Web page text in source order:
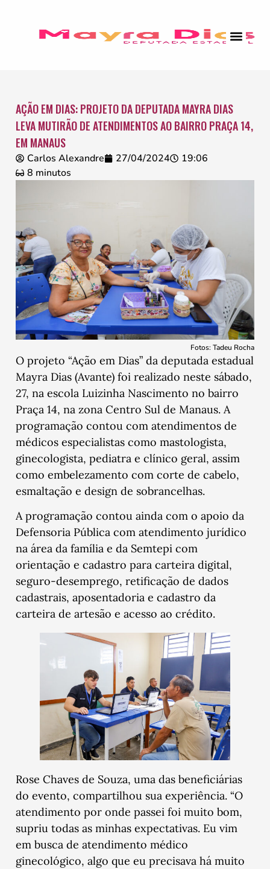
AÇÃO EM DIAS: PROJETO DA DEPUTADA MAYRA DIAS
LEVA MUTIRÃO DE ATENDIMENTOS AO BAIRRO PRAÇA 14,
EM MANAUS
Carlos Alexandre 27/04/2024
19:06
8 minutos
Fotos: Tadeu Rocha
O projeto “Ação em Dias” da deputada estadual
Mayra Dias (Avante) foi realizado neste sábado,
27, na escola Luizinha Nascimento no bairro
Praça 14, na zona Centro Sul de Manaus. A
programação contou com atendimentos de
médicos especialistas como mastologista,
ginecologista, pediatra e clínico geral, assim
como embelezamento com corte de cabelo,
esmaltação e design de sobrancelhas.
A programação contou ainda com o apoio da
Defensoria Pública com atendimento jurídico
na área da família e da Semtepi com
orientação e cadastro para carteira digital,
seguro-desemprego, retificação de dados
cadastrais, aposentadoria e cadastro da
carteira de artesão e acesso ao crédito.
Rose Chaves de Souza, uma das beneficiárias
do evento, compartilhou sua experiência. “O
atendimento por onde passei foi muito bom,
supriu todas as minhas expectativas. Eu vim
em busca de atendimento médico
ginecológico, algo que eu precisava há muito